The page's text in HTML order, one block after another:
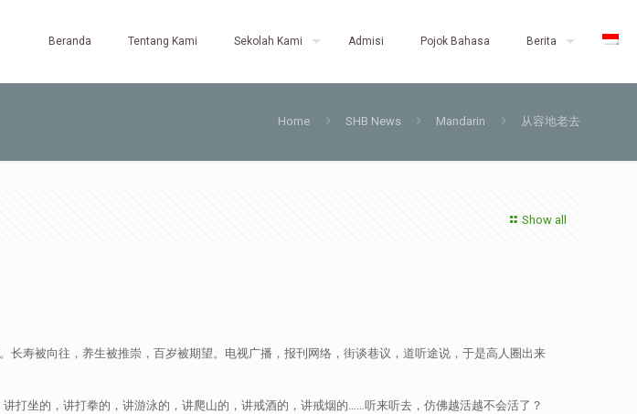
Beranda Tentang Kami Sekolah Kami Admisi Pojok Bahasa Berita
Home SHB News Mandarin 从容地老去
Show all
寿被向往，养生被推崇，百岁被期望。电视广播，报刊网络，街谈巷议，道听途说，于是高人圈出来
坐的，讲打拳的，讲游泳的，讲爬山的，讲戒酒的，讲戒烟的……听来听去，仿佛越活越不会活了？